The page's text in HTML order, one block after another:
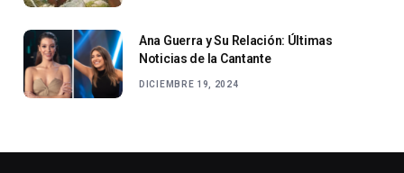
Ana Guerra y Su Relación: Últimas
Noticias de la Cantante
DICIEMBRE 19, 2024